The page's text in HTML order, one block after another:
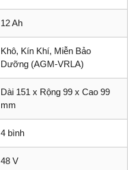
12 Ah
Khô, Kín Khí, Miễn Bảo
Dưỡng (AGM-VRLA)
Dài 151 x Rộng 99 x Cao 99
mm
4 bình
48 V